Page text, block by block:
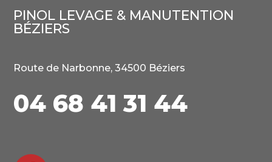
PINOL LEVAGE & MANUTENTION
BÉZIERS
Route de Narbonne,34500 Béziers
04 68 41 31 44